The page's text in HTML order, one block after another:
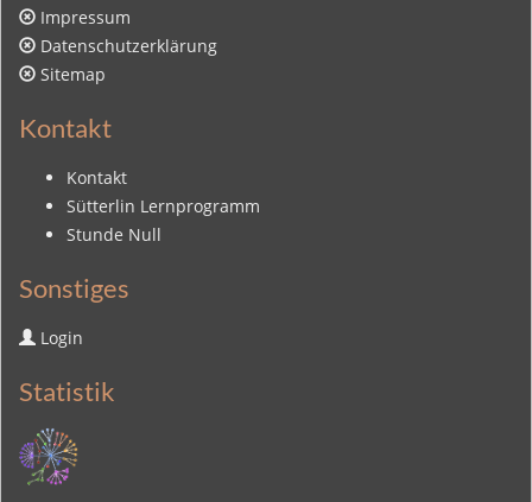
Impressum
Datenschutzerklärung
Sitemap
Kontakt
Kontakt
Sütterlin Lernprogramm
Stunde Null
Sonstiges
Login
Statistik